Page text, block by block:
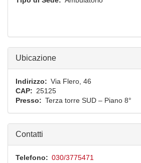
Ubicazione
Indirizzo
Via Flero, 46
CAP
25125
Presso
Terza torre SUD – Piano 8°
Contatti
Telefono 030/3775471